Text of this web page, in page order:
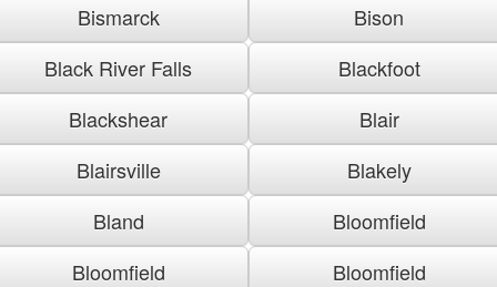
Bismarck
Bison
Black River Falls
Blackfoot
Blackshear
Blair
Blairsville
Blakely
Bland
Bloomfield
Bloomfield
Bloomfield